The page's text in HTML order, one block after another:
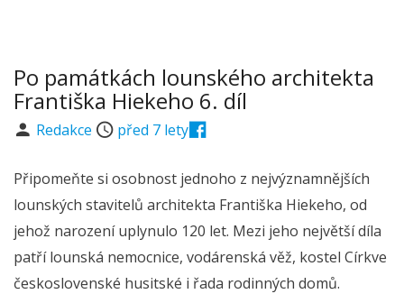
Po památkách lounského architekta
Františka Hiekeho 6. díl
Redakce před 7 lety
Připomeňte si osobnost jednoho z nejvýznamnějších
lounských stavitelů architekta Františka Hiekeho, od
jehož narození uplynulo 120 let. Mezi jeho největší díla
patří lounská nemocnice, vodárenská věž, kostel Církve
československé husitské i řada rodinných domů.